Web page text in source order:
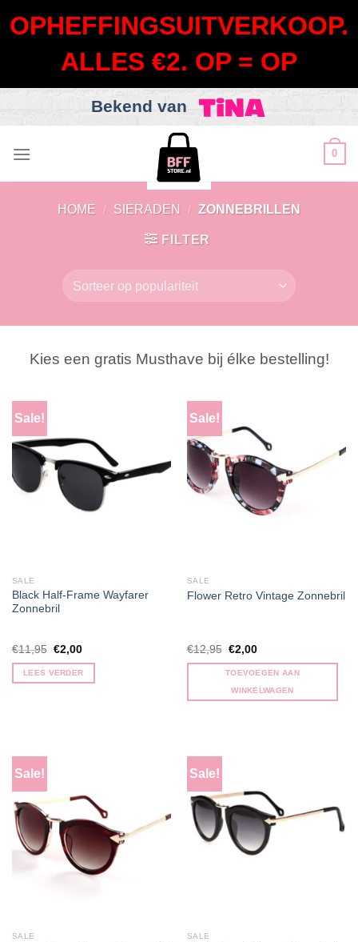
OPHEFFINGSUITVERKOOP.
ALLES €2. OP = OP
Bekend van
0
HOME / SIERADEN / ZONNEBRILLEN
FILTER
Kies een gratis Musthave bij élke bestelling!
Sale!
SALE
Black Half-Frame Wayfarer
Zonnebril
€11,95 Oorspronkelijke
was:
€11,95.
€2,00Huidige
is:
€2,00.
LEES VERDER
Sale!
SALE
Flower Retro Vintage Zonnebril
€12,95 Oorspronkelijke
was:
€2,00Huidige
is:
TOEVOEGEN AAN
WINKELWAGEN
Sale!
SALE
Sale!
SALE